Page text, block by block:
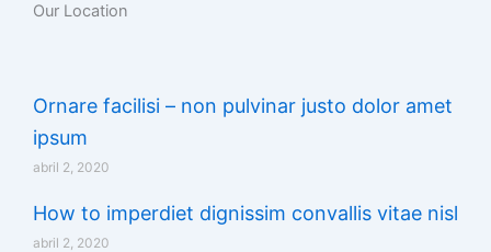
Our Location
Ornare facilisi – non pulvinar justo dolor amet
ipsum
abril 2, 2020
How to imperdiet dignissim convallis vitae nisl
abril 2, 2020